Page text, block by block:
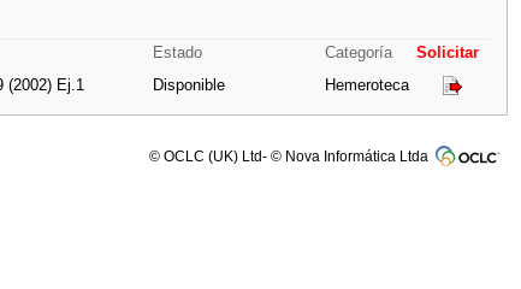
Estado Categoría
Solicitar
(2002) Ej.1 Disponible Hemeroteca
© OCLC (UK) Ltd- © Nova Informática Ltda